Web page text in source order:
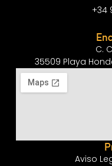
+34
C.
35509 Playa
Aviso